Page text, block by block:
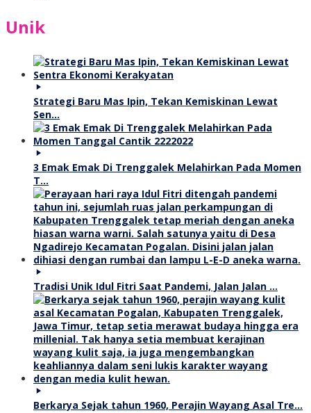
Unik
Strategi Baru Mas Ipin, Tekan Kemiskinan Lewat
Sen…
3 Emak Emak Di Trenggalek Melahirkan Pada Momen
T…
Tradisi Unik Idul Fitri Saat Pandemi, Jalan Jalan …
Berkarya Sejak tahun 1960, Perajin Wayang Asal Tre…